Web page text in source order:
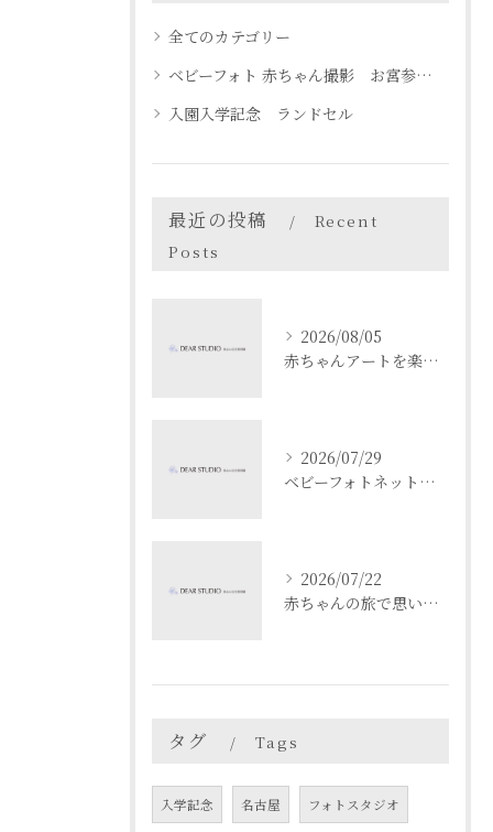
全てのカテゴリー
ベビーフォト 赤ちゃん撮影 お宮参り 名古屋 天白区
入園入学記念 ランドセル
最近の投稿
Recent
Posts
2026/08/05
赤ちゃんアートを楽しむ愛知県名古屋市瀬戸市でベビーフォト体験ガイド
2026/07/29
ベビーフォトネットで成長記録と安全を両立する撮影と共有のコツ
2026/07/22
赤ちゃんの旅で思い出作り愛知県名古屋市春日井市でベビーフォト映えスポットを満喫するコツ
タグ Tags
入学記念 名古屋 フォトスタジオ